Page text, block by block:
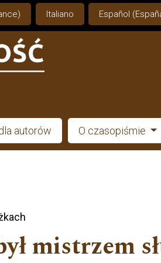
Italiano Español
autorów O czasopiśmie
mistrzem